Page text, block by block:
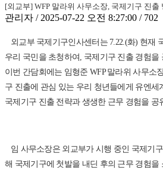
[외교부] WFP 말라위 사무소장, 국제기구 진출
관리자 / 2025-07-22 오전 8:27:00 / 702
외교부 국제기구인사센터는 7.22.(화) 현재
우리 국민을 초청하여, 국제기구 진출 경험을
이번 간담회에는 임형준 WFP 말라위 사무소
구 진출에 관심 있는 우리 청년들에게 유엔세
국제기구 진출 전략과 생생한 근무 경험을 공
임 사무소장은 외교부가 시행 중인 국제기
해 국제기구에 첫발을 내딘 후의 근무 경험을